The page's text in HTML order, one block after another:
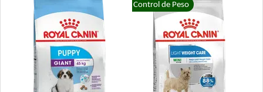
Control de Peso